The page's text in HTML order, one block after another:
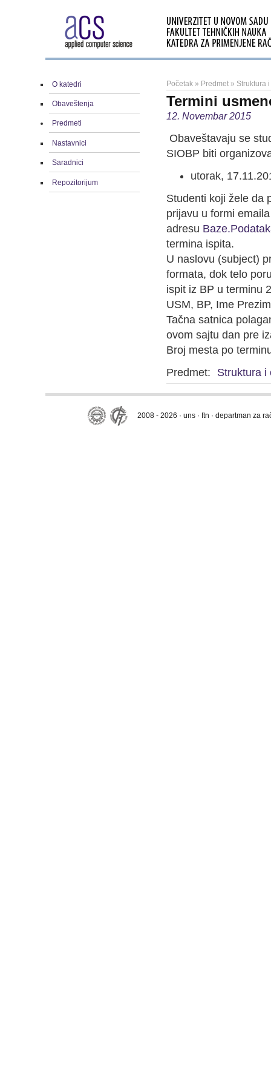
O katedri
Obaveštenja
Predmeti
Nastavnici
Saradnici
Repozitorijum
Početak » Predmet » Struktura
Termini
12. Novembar 2015
Obaveštavaju se
SIOBP biti
utorak,
Studenti koji žele da
prijavu u formi
adresu
termina ispita.
U naslovu (subject)
formata, dok telo
ispit iz BP u terminu
USM, BP, Ime
Tačna satnica
ovom sajtu dan pre
Broj mesta po
Predmet:
Struktura i
2008 - 2026 · uns · ftn · departman za